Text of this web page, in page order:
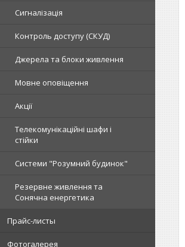
Сигналізація
Контроль доступу (СКУД)
Джерела та блоки живлення
Мовне оповіщення
Акції
Телекомунікаційні шафи і
стійки
Системи "Розумний будинок"
Резервне живлення та
Сонячна енергетика
Прайс-листы
Фотогалерея